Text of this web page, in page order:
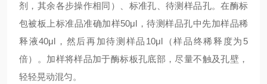
剂，其余各步操作相同）、标准孔、待测样品孔。在酶标
包被板上标准品准确加样50μl，待测样品孔中先加样品稀
释液40μl，然后再加待测样品10μl（样品终稀释度为5
倍）。加样将样品加于酶标板孔底部，尽量不触及孔壁，
轻轻晃动混匀。